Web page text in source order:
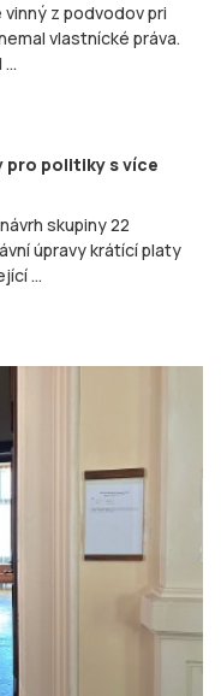
z podvodov pri
vlastnícké práva.
pro politiky s více
skupiny 22
úpravy krátící platy
...